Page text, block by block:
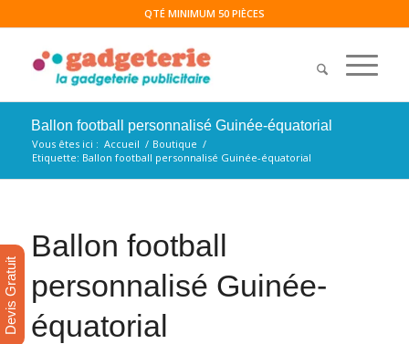
QTÉ MINIMUM 50 PIÈCES
Ballon football personnalisé Guinée-équatorial
Vous êtes ici : Accueil / Boutique /
Etiquette: Ballon football personnalisé Guinée-équatorial
Ballon football
personnalisé Guinée-
équatorial
Devis Gratuit